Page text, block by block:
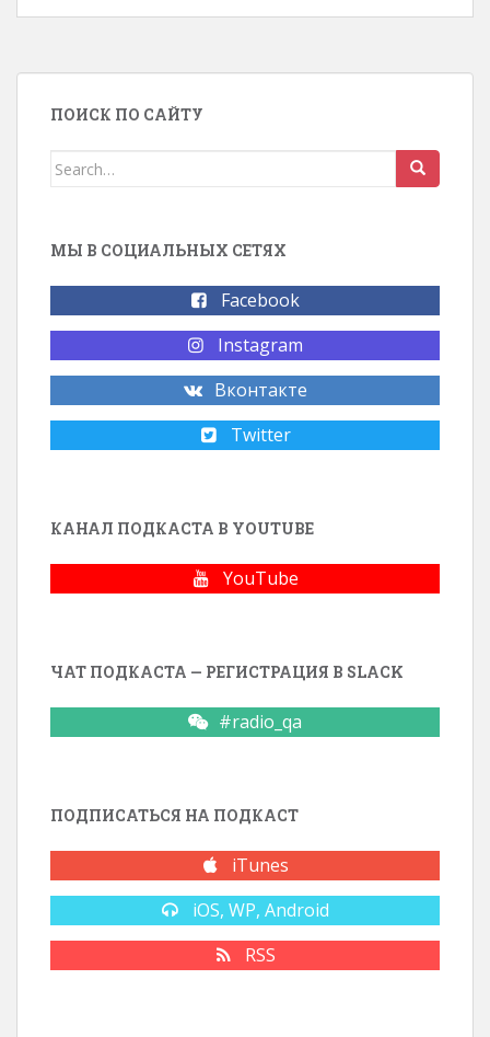
ПОИСК ПО САЙТУ
Search for:
МЫ В СОЦИАЛЬНЫХ СЕТЯХ
Facebook
Instagram
Вконтакте
Twitter
КАНАЛ ПОДКАСТА В YOUTUBE
YouTube
ЧАТ ПОДКАСТА — РЕГИСТРАЦИЯ В SLACK
#radio_qa
ПОДПИСАТЬСЯ НА ПОДКАСТ
iTunes
iOS, WP, Android
RSS